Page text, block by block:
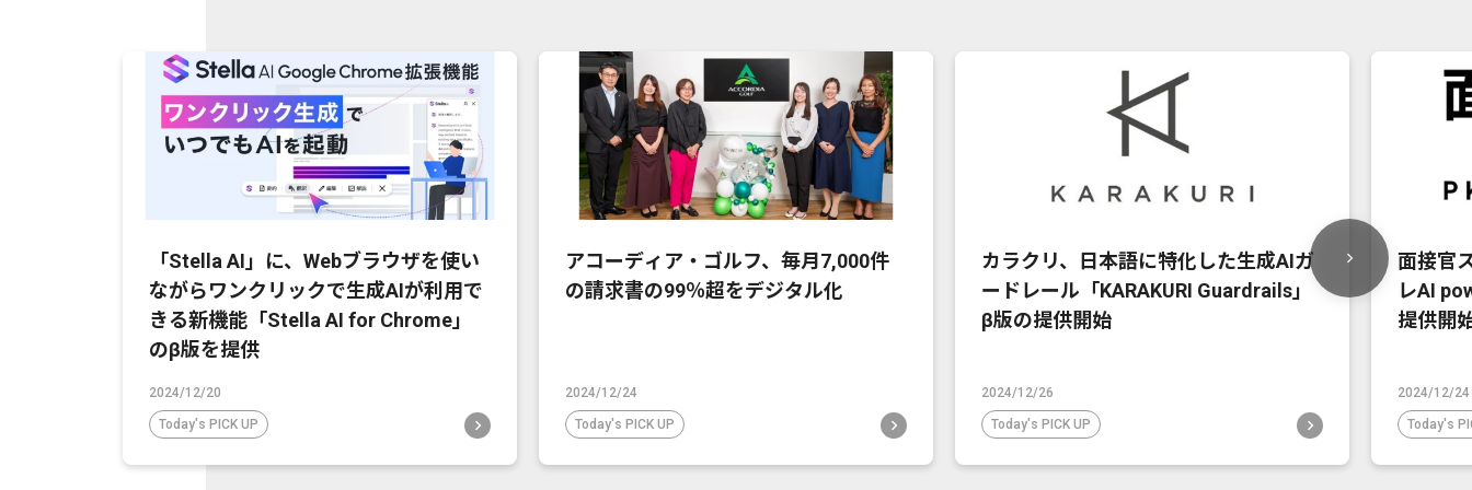
「Stella AI」に、Webブラウザを使い
ながらワンクリックで生成AIが利用で
きる新機能「Stella AI for Chrome」
のβ版を提供
2024/12/20
Today's PICK UP
アコーディア・ゴルフ、毎月7,000件
の請求書の99％超をデジタル化
2024/12/24
Today's PICK UP
カラクリ、日本語に特化した生成AIガ
ードレール「KARAKURI Guardrails」
β版の提供開始
2024/12/26
Today's PICK UP
面接官
レAI
提供開
2024/12/24
Today's